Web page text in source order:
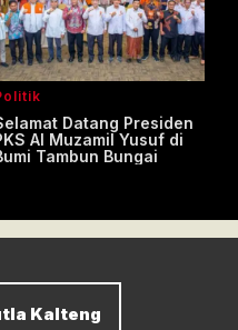
Datang Presiden
Al Muzamil Yusuf di
Tambun Bungai
Kalteng